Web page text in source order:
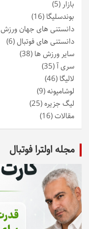
بازار (5)
بوندسلیگا (16)
دانستنی های جهان ورزش
دانستنی های فوتبال(6)
سایر ورزش ها (38)
سری آ(35)
لالیگا (46)
لوشامپونه(9)
لیگ جزیره(25)
مقالات(16)
مجله اولترا فوتبال